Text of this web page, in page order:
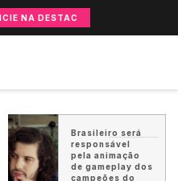
NA DESTAC
Brasileiro será
responsável
pela animação
de gameplay dos
campeões do